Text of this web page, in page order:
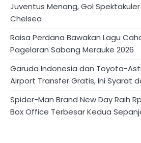
Juventus Menang, Gol
Chelsea
Raisa Perdana Bawakan Lagu
Pagelaran Sabang Merauke 2026
Garuda Indonesia dan Toyota-
Airport Transfer Gratis, Ini Syarat
Spider-Man Brand New Day Raih
Box Office Terbesar Kedua